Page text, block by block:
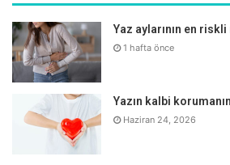
RSV virüsü diğer solunum virüsleri ile
Yaz aylarının en riskli
1 hafta önce
Yazın kalbi
Haziran 24, 2026